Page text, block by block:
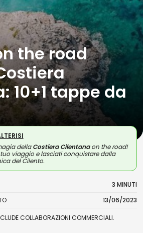
the road
10+1 tappe da
dellaCostiera Cilentanaon the road!
viaggio e lasciati conquistare dalla
del Cilento.
3 MINUTI
13/06/2023
COLLABORAZIONI COMMERCIALI.